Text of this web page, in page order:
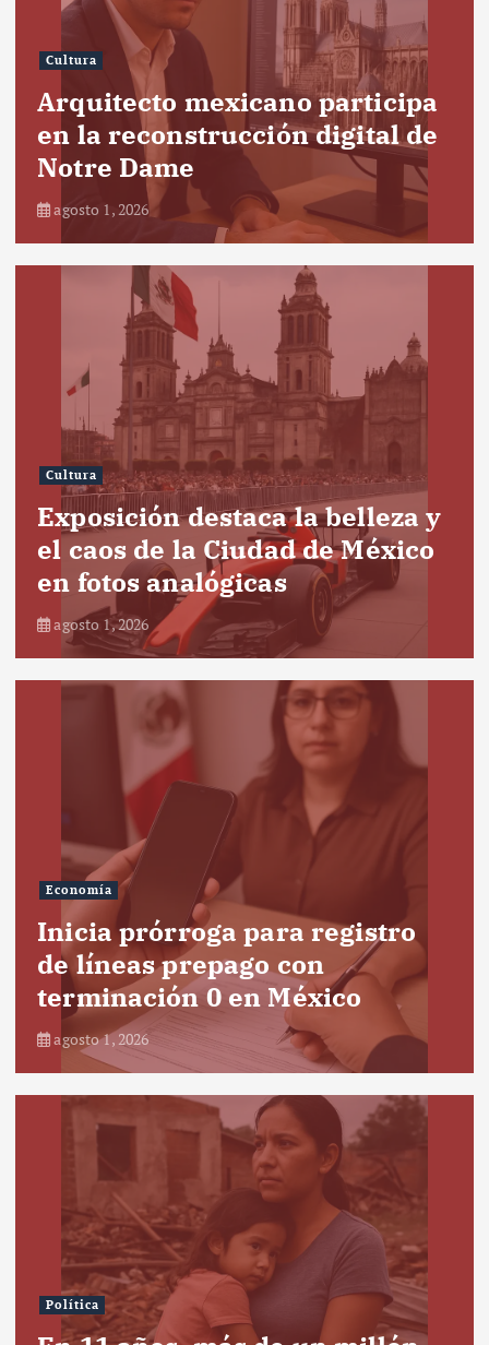
Cultura
Arquitecto mexicano participa
en la reconstrucción digital de
Notre Dame
agosto 1, 2026
Cultura
Exposición destaca la belleza y
el caos de la Ciudad de México
en fotos analógicas
agosto 1, 2026
Economía
Inicia prórroga para registro
de líneas prepago con
terminación 0 en México
agosto 1, 2026
Política